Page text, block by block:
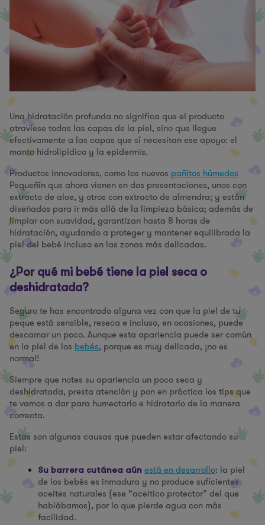
Una hidratación profunda no significa que el producto
atraviese todas las capas de la piel, sino que llegue
efectivamente a las capas que sí necesitan ese apoyo: el
manto hidrolipídico y la epidermis.
Productos innovadores, como los nuevos pañitos húmedos
Pequeñín que ahora vienen en dos presentaciones, unos con
extracto de aloe, y otros con extracto de almendra; y están
diseñados para ir más allá de la limpieza básica; además de
limpiar con suavidad, garantizan hasta 8 horas de
hidratación, ayudando a proteger y mantener equilibrada la
piel del bebé incluso en las zonas más delicadas.
¿Por qué mi bebé tiene la piel seca o
deshidratada?
Seguro te has encontrado alguna vez con que la piel de tu
peque está sensible, reseca e incluso, en ocasiones, puede
descamar un poco. Aunque esta apariencia puede ser común
en la piel de los bebés, porque es muy delicada, ¡no es
normal!
Siempre que notes su apariencia un poco seca y
deshidratada, presta atención y pon en práctica los tips que
te vamos a dar para humectarlo e hidratarlo de la manera
correcta.
Estas son algunas causas que pueden estar afectando su
piel:
Su barrera cutánea aún está en desarrollo: la piel
de los bebés es inmadura y no produce suficientes
aceites naturales (ese “aceitico protector” del que
hablábamos), por lo que pierde agua con más
facilidad.